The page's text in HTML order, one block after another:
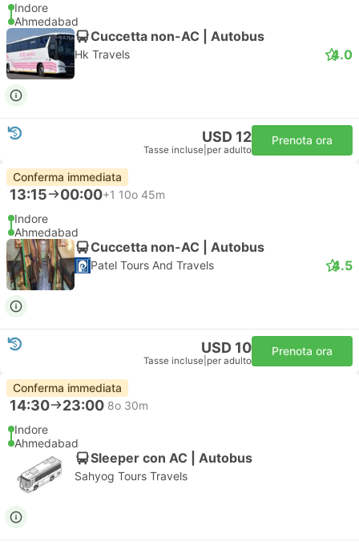
Indore
Ahmedabad
Cuccetta non-AC | Autobus
Hk Travels 4.0
USD 12
Tasse incluse per adulto
Prenota ora
Conferma immediata
13:15 00:00+1 10o 45m
Indore
Ahmedabad
Cuccetta non-AC | Autobus
Patel Tours And Travels 4.5
USD 10
Tasse incluse per adulto
Prenota ora
Conferma immediata
14:30 23:00 8o 30m
Indore
Ahmedabad
Sleeper con AC | Autobus
Sahyog Tours Travels